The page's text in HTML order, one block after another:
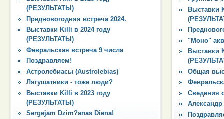
(РЕЗУЛЬТАТЫ)
Предновогодняя встреча 2024.
Выставки Killi в 2024 году
(РЕЗУЛЬТАТЫ)
Февральская встреча 9 числа
Поздравляем!
Астролебиасы (Austrolebias)
Лягушатники - тоже люди?
Выставки Killi в 2023 году
(РЕЗУЛЬТАТЫ)
Sergejam Dzim?anas Diena!
Выставки
"Моно"
Выставки
Общая
Сведения